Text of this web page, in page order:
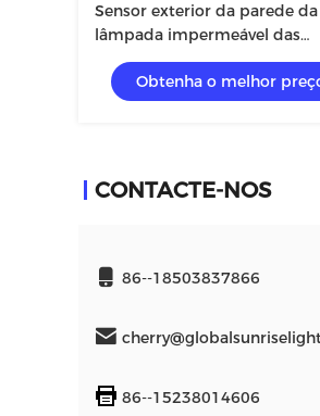
Sensor exterior da parede da
lâmpada impermeável das
economias da energia IP65
Obtenha o melhor
CONTACTE-NOS
86--18503837866
86--15238014606